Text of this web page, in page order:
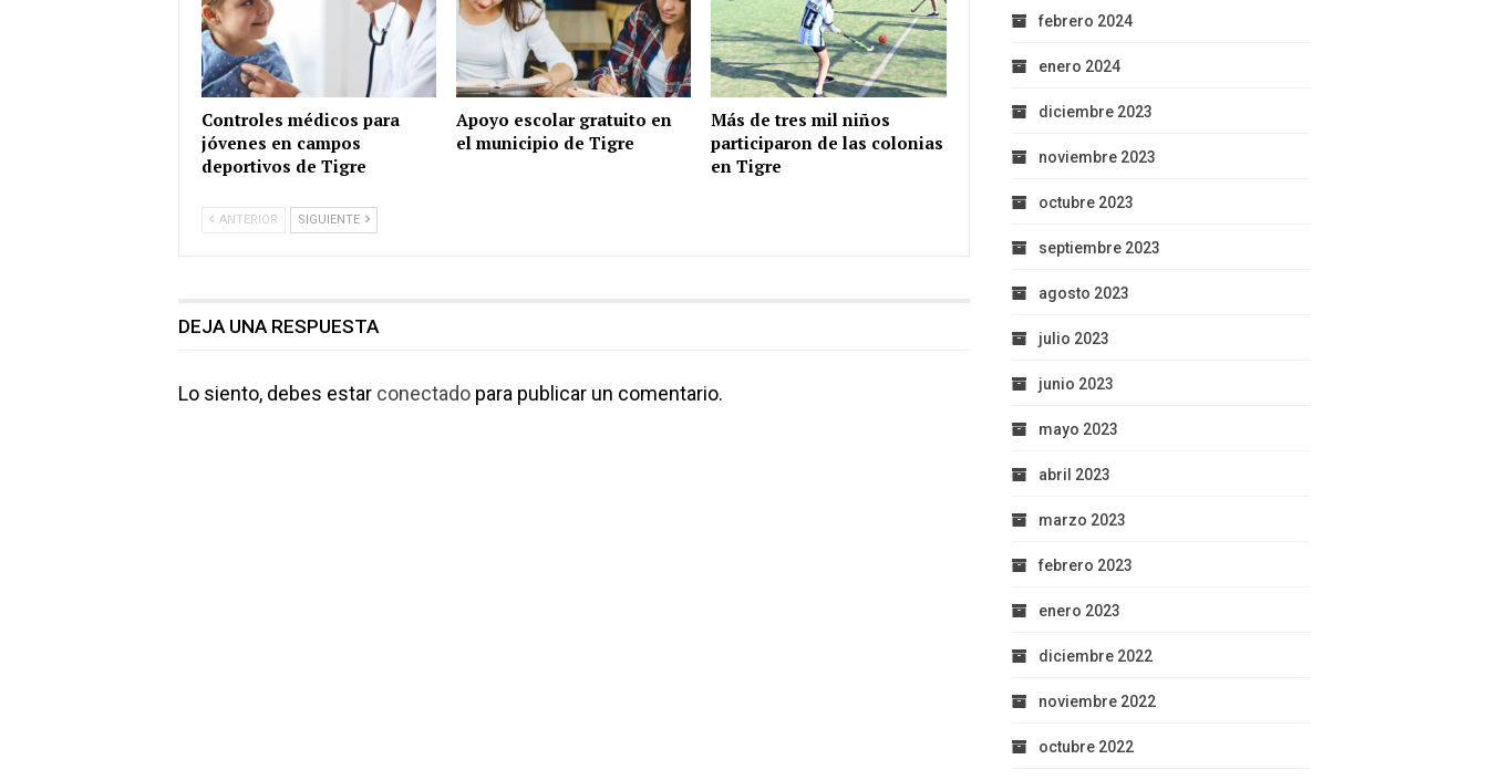
Controles médicos para
jóvenes en campos
deportivos de Tigre
Apoyo escolar gratuito en
el municipio de Tigre
Más de tres mil niños
participaron de las colonias
en Tigre
ANTERIOR SIGUIENTE
DEJA UNA RESPUESTA
Lo siento, debes estar conectado para publicar un comentario.
febrero 2024
enero 2024
diciembre 2023
noviembre 2023
octubre 2023
septiembre 2023
agosto 2023
julio 2023
junio 2023
mayo 2023
abril 2023
marzo 2023
febrero 2023
enero 2023
diciembre 2022
noviembre 2022
octubre 2022